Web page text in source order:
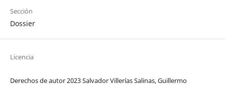
Sección
Dossier
Licencia
Derechos de autor 2023 Salvador Villerías Salinas, Guillermo